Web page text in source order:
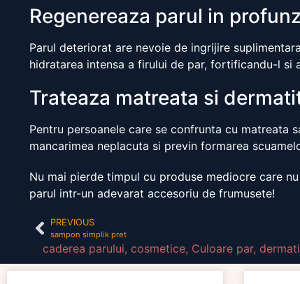
Regenereaza parul in
Parul deteriorat are nevoie de ingrijire
hidratarea intensa a firului de par, fortificandu-l si
Trateaza matreata si
Pentru persoanele care se confrunta cu matreata
mancarimea neplacuta si previn formarea
Nu mai pierde timpul cu produse mediocre care
parul intr-un adevarat accesoriu de frumusete!
PREVIOUS
sampon simplik pret
caderea parului, cosmetice, Culoare par,